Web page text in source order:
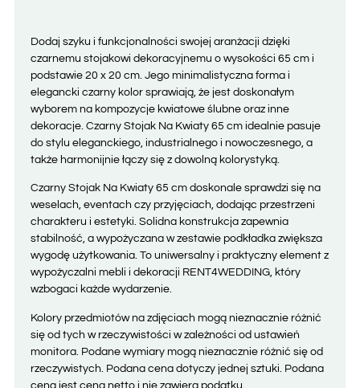
Dodaj szyku i funkcjonalności swojej aranżacji dzięki
czarnemu stojakowi dekoracyjnemu o wysokości 65 cm i
podstawie 20 x 20 cm. Jego minimalistyczna forma i
elegancki czarny kolor sprawiają, że jest doskonałym
wyborem na kompozycje kwiatowe ślubne oraz inne
dekoracje. Czarny Stojak Na Kwiaty 65 cm idealnie pasuje
do stylu eleganckiego, industrialnego i nowoczesnego, a
także harmonijnie łączy się z dowolną kolorystyką.
Czarny Stojak Na Kwiaty 65 cm doskonale sprawdzi się na
weselach, eventach czy przyjęciach, dodając przestrzeni
charakteru i estetyki. Solidna konstrukcja zapewnia
stabilność, a wypożyczana w zestawie podkładka zwiększa
wygodę użytkowania. To uniwersalny i praktyczny element z
wypożyczalni mebli i dekoracji RENT4WEDDING, który
wzbogaci każde wydarzenie.
Kolory przedmiotów na zdjęciach mogą nieznacznie różnić
się od tych w rzeczywistości w zależności od ustawień
monitora. Podane wymiary mogą nieznacznie różnić się od
rzeczywistych. Podana cena dotyczy jednej sztuki. Podana
cena jest ceną netto i nie zawiera podatku.